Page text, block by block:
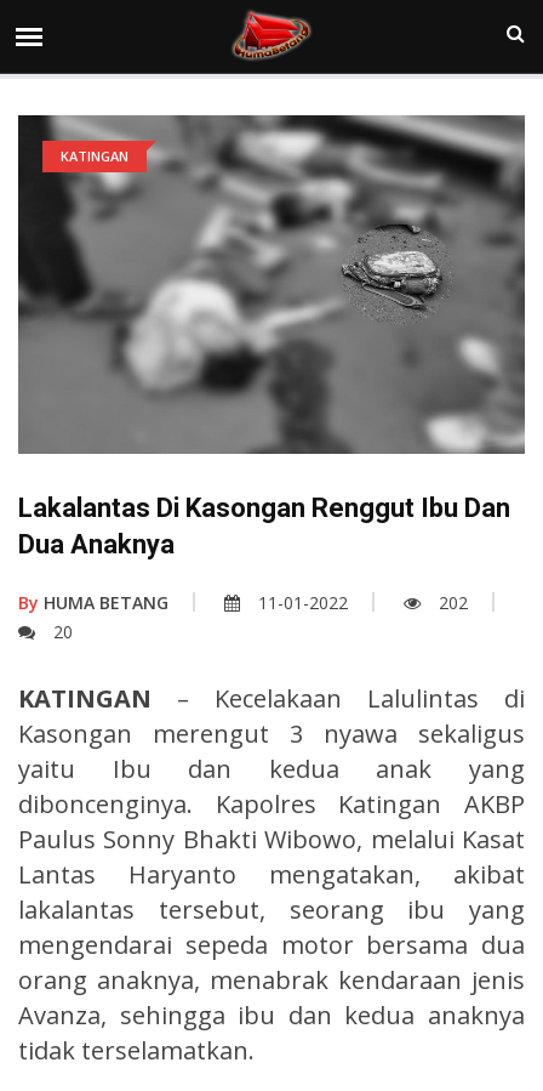
KATINGAN
Lakalantas Di Kasongan Renggut Ibu Dan
Dua Anaknya
By HUMA BETANG 11-01-2022
202
20
KATINGAN – Kecelakaan Lalulintas di
Kasongan merengut 3 nyawa sekaligus
yaitu Ibu dan kedua anak yang
diboncenginya. Kapolres Katingan AKBP
Paulus Sonny Bhakti Wibowo, melalui Kasat
Lantas Haryanto mengatakan, akibat
lakalantas tersebut, seorang ibu yang
mengendarai sepeda motor bersama dua
orang anaknya, menabrak kendaraan jenis
Avanza, sehingga ibu dan kedua anaknya
tidak terselamatkan.